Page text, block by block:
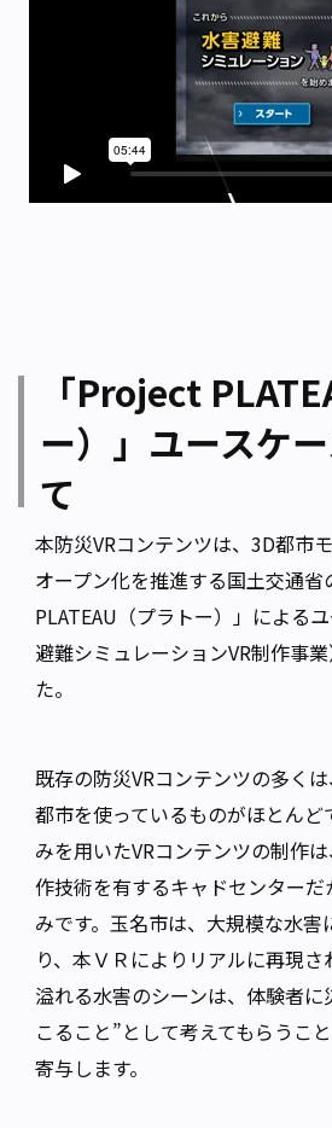
「Project
ー）」ユースケ
て
本防災VRコンテンツは、3D都市
オープン化を推進する国土交通
PLATEAU（プラトー）」による
避難シミュレーションVR制作事
た。
既存の防災VRコンテンツの多く
都市を使っているものがほとんど
みを用いたVRコンテンツの制作
作技術を有するキャドセンター
みです。玉名市は、大規模な水害
り、本ＶＲによりリアルに再現
溢れる水害のシーンは、体験者
こること”として考えてもらうこ
寄与します。